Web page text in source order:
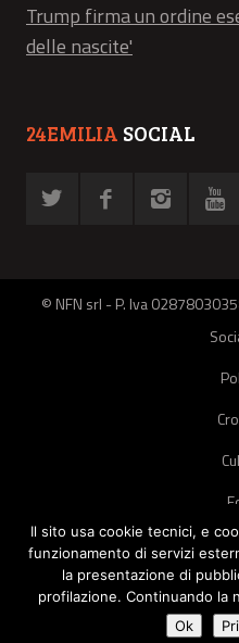
Trump firma un ordine
delle nascite'
24EMILIA SOCIAL
© NFN srl - P. Iva
Il sito usa cookie tecnici, e
funzionamento di servizi
la presentazione di
profilazione. Continuando la
Ok